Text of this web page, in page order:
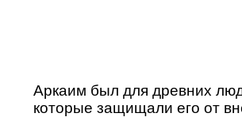
Аркаим был для древних
которые защищали его от